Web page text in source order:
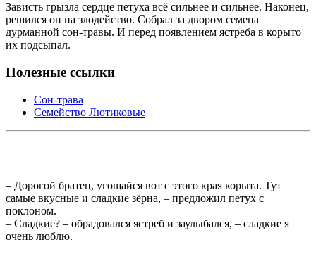
Зависть грызла сердце петуха всё сильнее и сильнее. Наконец,
решился он на злодейство. Собрал за двором семена
дурманной сон-травы. И перед появлением ястреба в корыто
их подсыпал.
Полезные ссылки
Сон-трава
Семейство Лютиковые
– Дорогой братец, угощайся вот с этого края корыта. Тут
самые вкусные и сладкие зёрна, – предложил петух с
поклоном.
– Сладкие? – обрадовался ястреб и заулыбался, – сладкие я
очень люблю.